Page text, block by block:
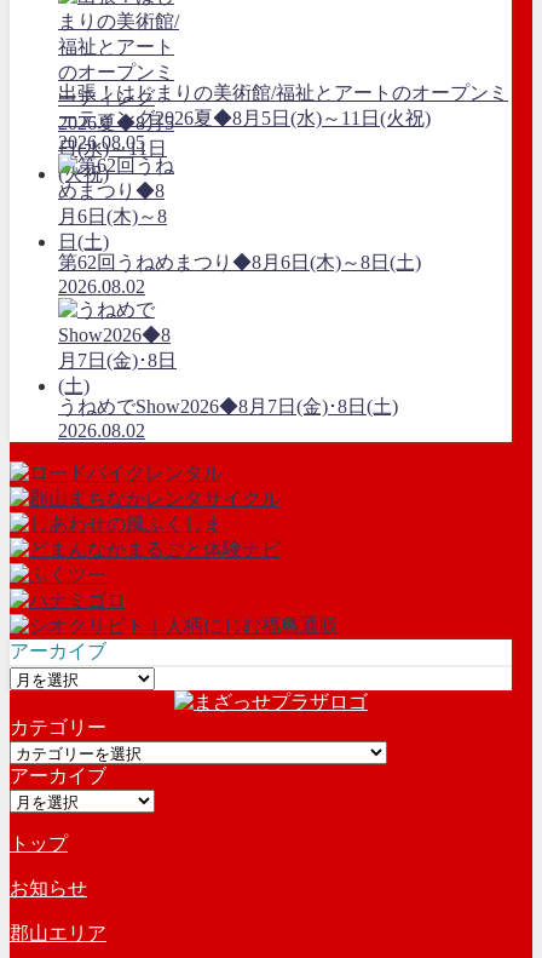
出張！はじまりの美術館/福祉とアートのオープンミ
ーティング2026夏◆8月5日(水)～11日(火祝)
2026.08.05
第62回うねめまつり◆8月6日(木)～8日(土)
2026.08.02
うねめでShow2026◆8月7日(金)･8日(土)
2026.08.02
アーカイブ
ア
カ
イ
ブ
カテゴリー
カ
テ
ゴ
ー
アーカイブ
ア
カ
イ
ブ
トップ
お知らせ
郡山エリア